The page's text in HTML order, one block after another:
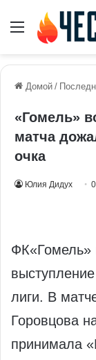
Меню
Домой /
«Гомель»
матча
очка
Юлия Дидух
ФК«Гомель»
лиги. В
Горовцова
принимала